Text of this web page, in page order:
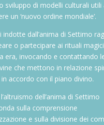
sviluppo di modelli culturali utili
un ‘nuovo ordine mondiale’.
indotte dall’anima di Settimo
o partecipare ai rituali magici
era, invocando e contattando
che mettono in relazione
accordo con il piano divino.
dell’anima di Settimo
sulla comprensione
e sulla divisione dei